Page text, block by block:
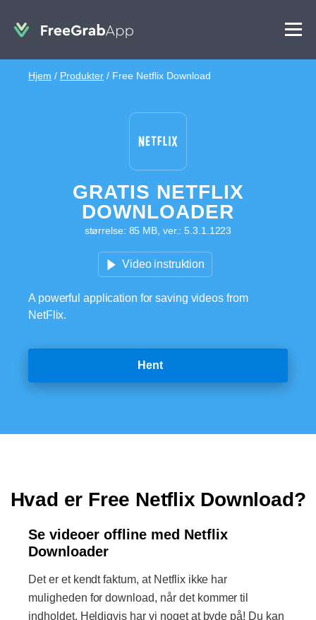
Hjem / Produkter / Free Netflix Download
GRATIS NETFLIX
DOWNLOADER
størrelse: 85 MB, ver.: 5.3.1.1223
Video instruktion
A powerful application for saving videos from
NetFlix.
Hent
Hvad er Free Netflix Download?
Se videoer offline med Netflix
Downloader
Det er et kendt faktum, at Netflix ikke har
muligheden for download, når det kommer til
indholdet. Heldigvis har vi noget at byde på! Du kan